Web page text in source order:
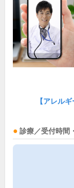
【アレル
診療／受付時間